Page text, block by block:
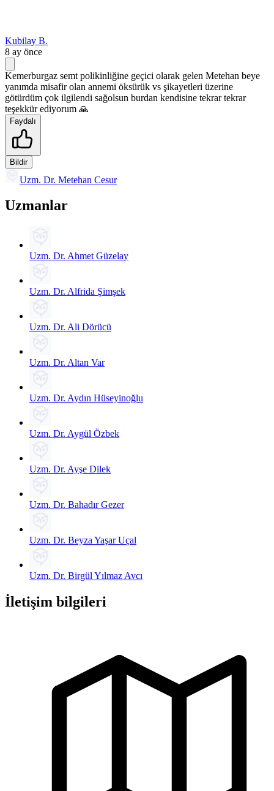
Kubilay B.
8 ay önce
Kemerburgaz semt polikinliğine geçici olarak gelen Metehan beye
yanımda misafir olan annemi öksürük vs şikayetleri üzerine
götürdüm çok ilgilendi sağolsun burdan kendisine tekrar tekrar
teşekkür ediyorum 🙏
Faydalı
Bildir
Uzm. Dr. Metehan Cesur
Uzmanlar
Uzm. Dr. Ahmet Güzelay
Uzm. Dr. Alfrida Şimşek
Uzm. Dr. Ali Dörücü
Uzm. Dr. Altan Var
Uzm. Dr. Aydın Hüseyinoğlu
Uzm. Dr. Aygül Özbek
Uzm. Dr. Ayşe Dilek
Uzm. Dr. Bahadır Gezer
Uzm. Dr. Beyza Yaşar Uçal
Uzm. Dr. Birgül Yılmaz Avcı
İletişim bilgileri